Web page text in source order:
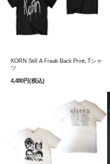
KORN Still A Freak Back Print, Tシャ
ツ
4,480円(税込)